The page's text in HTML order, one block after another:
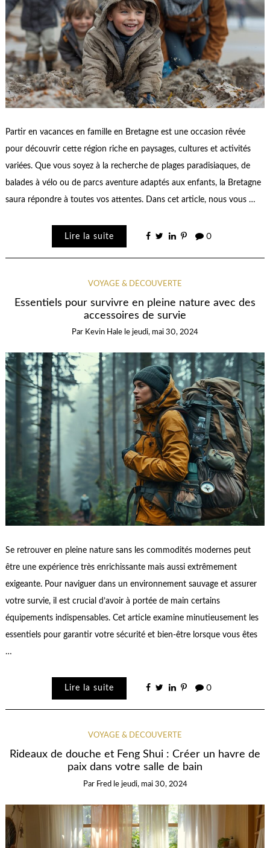
Partir en vacances en famille en Bretagne est une occasion rêvée
pour découvrir cette région riche en paysages, cultures et activités
variées. Que vous soyez à la recherche de plages paradisiaques, de
balades à vélo ou de parcs aventure adaptés aux enfants, la Bretagne
saura répondre à toutes vos attentes. Dans cet article, nous vous …
Lire la suite 0
VOYAGE & DÉCOUVERTE
Essentiels pour survivre en pleine nature avec des
accessoires de survie
Par Kevin Hale le jeudi, mai 30, 2024
Se retrouver en pleine nature sans les commodités modernes peut
être une expérience très enrichissante mais aussi extrêmement
exigeante. Pour naviguer dans un environnement sauvage et assurer
votre survie, il est crucial d’avoir à portée de main certains
équipements indispensables. Cet article examine minutieusement les
essentiels pour garantir votre sécurité et bien-être lorsque vous êtes
…
Lire la suite 0
VOYAGE & DÉCOUVERTE
Rideaux de douche et Feng Shui : Créer un havre de
paix dans votre salle de bain
Par Fred le jeudi, mai 30, 2024